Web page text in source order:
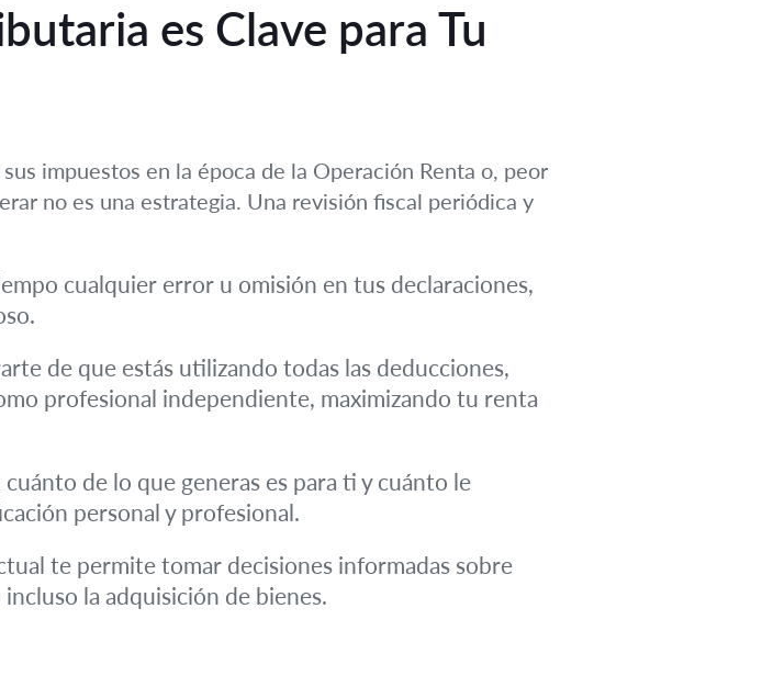
es Clave para Tu
impuestos en la época de la Operación Renta o, peor
no es una estrategia. Una revisión fiscal periódica y
cualquier error u omisión en tus declaraciones,
de que estás utilizando todas las deducciones,
profesional independiente, maximizando tu renta
de lo que generas es para ti y cuánto le
personal y profesional.
te permite tomar decisiones informadas sobre
la adquisición de bienes.